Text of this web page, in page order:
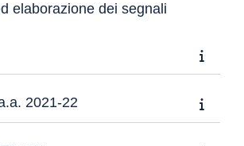
elaborazione dei segnali
2021-22